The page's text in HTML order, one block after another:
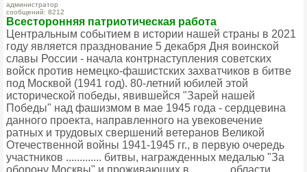
администратор
сообщений: 8212
Всесторонняя патриотическая работа
Центральным событием в истории нашей страны в 2021
году является празднование 5 декабря Дня воинской
славы России - начала контрнаступления советских
войск против немецко-фашистских захватчиков в битве
под Москвой (1941 год). 80-летний юбилей этой
исторической победы, явившейся "Зарей нашей
Победы" над фашизмом в мае 1945 года - сердцевина
данного проекта, направленного на увековечение
ратных и трудовых свершений ветеранов Великой
Отечественной войны 1941-1945 гг., в первую очередь
участников ............. битвы, награжденных медалью "За
оборону Москвы" и проживающих в ............. области,